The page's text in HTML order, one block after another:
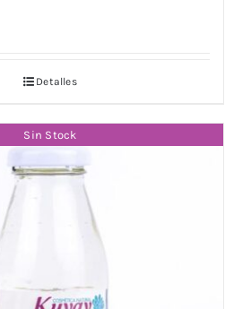
Detalles
Sin Stock